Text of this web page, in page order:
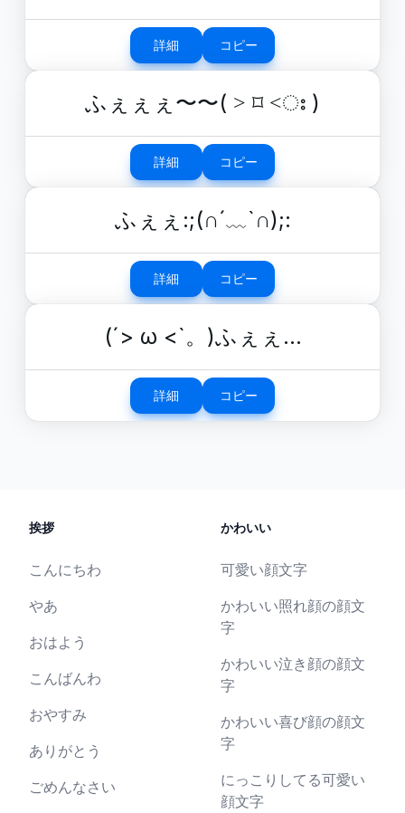
詳細 コピー
ふぇぇぇ〜〜( ˃ ⌑ ˂ഃ )
詳細 コピー
ふぇぇ:;(∩´﹏`∩);:
詳細 コピー
(´> ω <`。)ふぇぇ…
詳細 コピー
挨拶
こんにちわ
やあ
おはよう
こんばんわ
おやすみ
ありがとう
ごめんなさい
かわいい
可愛い顔文字
かわいい照れ顔の顔文
字
かわいい泣き顔の顔文
字
かわいい喜び顔の顔文
字
にっこりしてる可愛い
顔文字